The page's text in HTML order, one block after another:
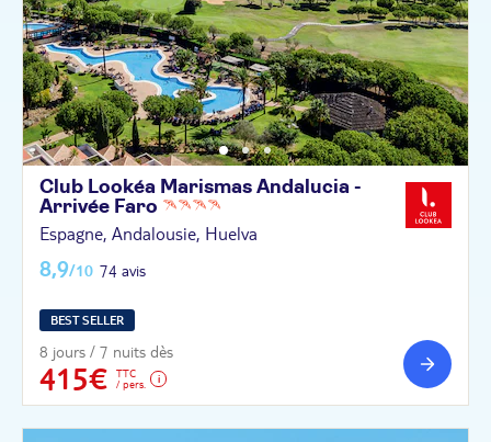
Club Lookéa Marismas Andalucia -
Arrivée Faro
Espagne, Andalousie, Huelva
8,9/10 74 avis
BEST SELLER
8 jours / 7 nuits dès
415€
TTC
/ pers.